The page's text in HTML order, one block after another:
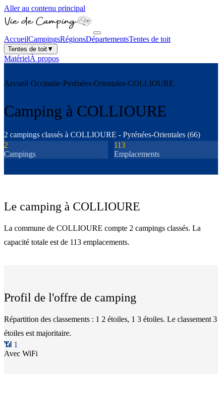
Aller au contenu principal
AccueilCampingsRégionsDépartementsTentes de toit
Tentes de toit▼
MatérielÀ propos
Accueil›Occitanie›Pyrénées-Orientales›COLLIOURE
Camping à COLLIOURE
2 campings classés à COLLIOURE - Pyrénées-Orientales (66)
2
Campings
113
Emplacements
Le camping à COLLIOURE
La commune de COLLIOURE compte 2 campings classés. La
capacité totale est de 113 emplacements.
Profil de l'offre de camping
Répartition des classements : 1 2 étoiles, 1 3 étoiles. Le classement 3
étoiles est majoritaire.
📶 1
Avec WiFi